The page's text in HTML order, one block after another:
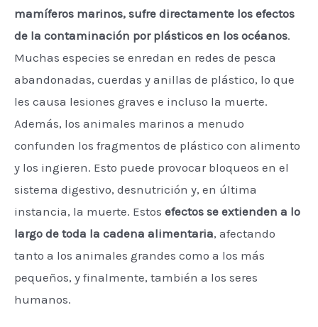
mamíferos marinos, sufre directamente los efectos
de la contaminación por plásticos en los océanos.
Muchas especies se enredan en redes de pesca
abandonadas, cuerdas y anillas de plástico, lo que
les causa lesiones graves e incluso la muerte.
Además, los animales marinos a menudo
confunden los fragmentos de plástico con alimento
y los ingieren. Esto puede provocar bloqueos en el
sistema digestivo, desnutrición y, en última
instancia, la muerte. Estos efectos se extienden a lo
largo de toda la cadena alimentaria, afectando
tanto a los animales grandes como a los más
pequeños, y finalmente, también a los seres
humanos.